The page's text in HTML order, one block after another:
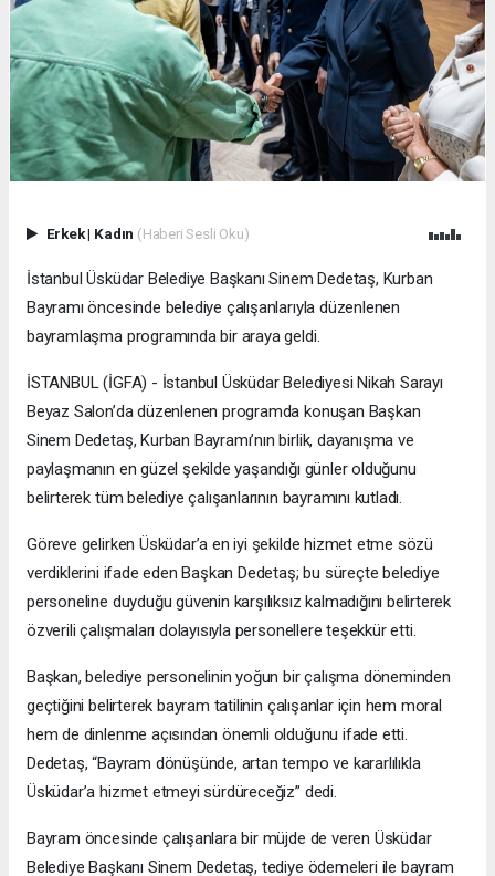
Erkek| Kadın (Haberi Sesli Oku)
İstanbul Üsküdar Belediye Başkanı Sinem Dedetaş, Kurban
Bayramı öncesinde belediye çalışanlarıyla düzenlenen
bayramlaşma programında bir araya geldi.
İSTANBUL (İGFA) - İstanbul Üsküdar Belediyesi Nikah Sarayı
Beyaz Salon’da düzenlenen programda konuşan Başkan
Sinem Dedetaş, Kurban Bayramı’nın birlik, dayanışma ve
paylaşmanın en güzel şekilde yaşandığı günler olduğunu
belirterek tüm belediye çalışanlarının bayramını kutladı.
Göreve gelirken Üsküdar’a en iyi şekilde hizmet etme sözü
verdiklerini ifade eden Başkan Dedetaş; bu süreçte belediye
personeline duyduğu güvenin karşılıksız kalmadığını belirterek
özverili çalışmaları dolayısıyla personellere teşekkür etti.
Başkan, belediye personelinin yoğun bir çalışma döneminden
geçtiğini belirterek bayram tatilinin çalışanlar için hem moral
hem de dinlenme açısından önemli olduğunu ifade etti.
Dedetaş, “Bayram dönüşünde, artan tempo ve kararlılıkla
Üsküdar’a hizmet etmeyi sürdüreceğiz” dedi.
Bayram öncesinde çalışanlara bir müjde de veren Üsküdar
Belediye Başkanı Sinem Dedetaş, tediye ödemeleri ile bayram